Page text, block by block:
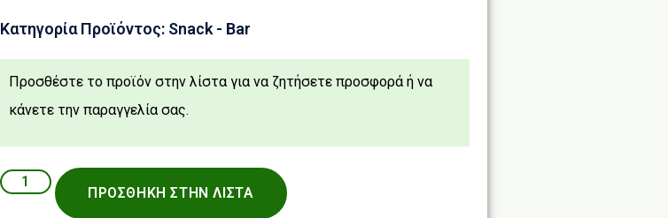
Κατηγορία Προϊόντος: Snack - Bar
Προσθέστε τo προϊόν στην λίστα για να ζητήσετε προσφορά ή να
κάνετε την παραγγελία σας.
ΠΡΟΣΘΉΚΗ ΣΤΗΝ ΛΊΣΤΑ